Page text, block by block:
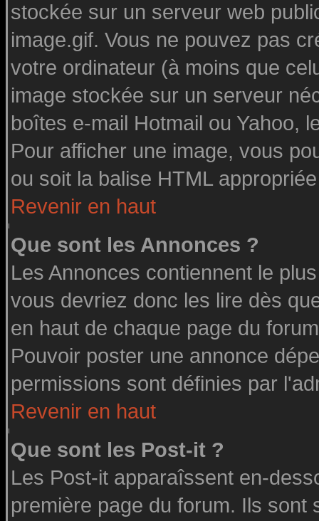
stockée sur un serveur web
image.gif. Vous ne pouvez pas
votre ordinateur (à moins que
image stockée sur un serveur
boîtes e-mail Hotmail ou Yahoo,
Pour afficher une image, vous
ou soit la balise HTML
Revenir en haut
Que sont les Annonces ?
Les Annonces contiennent le
vous devriez donc les lire dès
en haut de chaque page du
Pouvoir poster une annonce
permissions sont définies par
Revenir en haut
Que sont les Post-it ?
Les Post-it apparaîssent en-
première page du forum. Ils